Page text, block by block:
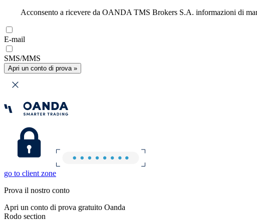
Acconsento a ricevere da OANDA TMS Brokers S.A. informazioni di
E-mail
SMS/MMS
Apri un conto di prova »
go to client zone
Prova il nostro conto
Apri un conto di prova gratuito Oanda
Rodo section